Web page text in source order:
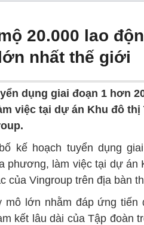
20.000 lao
nhất thế giới
dụng giai đoạn 1 hơn
việc tại dự án Khu đô thị
kế hoạch tuyển dụng
phương, làm việc tại dự án
của Vingroup trên địa bàn
mô lớn nhằm đáp ứng tiến
kết lâu dài của Tập đoàn